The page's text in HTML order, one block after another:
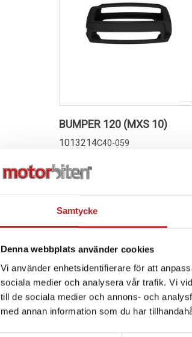
Samtycke
Denna webbplats använder cookies
Vi använder enhetsidentifierare för att
sociala medier och analysera vår trafik. Vi
till de sociala medier och annons- och
med annan information som du har
BUMPER 120 (MXS 10)
1013214C40-059
176,00 kr
Lägg i varukorg